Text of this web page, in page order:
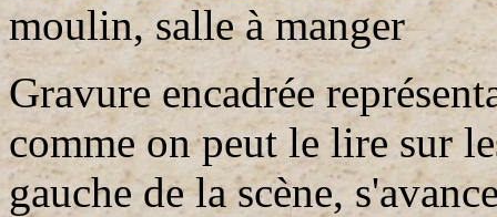
moulin, salle à manger
Gravure encadrée
comme on peut le lire sur
gauche de la scène,